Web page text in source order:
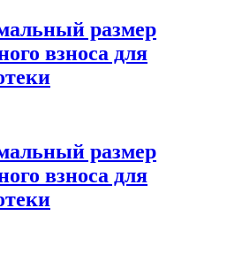
размер
взноса для
размер
взноса для